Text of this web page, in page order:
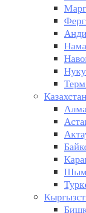
Казахстан